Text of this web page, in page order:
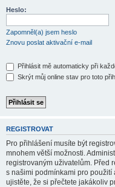
Heslo:
Zapomněl(a) jsem heslo
Znovu poslat aktivační e-mail
Přihlásit mě automaticky při
Skrýt můj online stav pro toto
REGISTROVAT
Pro přihlášení musíte být
mnohem větší možnosti.
registrovaným uživatelům. Před
s našimi podmínkami pro použití
ujistěte, že si přečtete jakákoliv